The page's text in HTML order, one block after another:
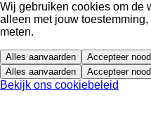
Wij gebruiken cookies om de
alleen met jouw
meten.
Alles aanvaarden Accepteer
Alles aanvaarden
Accepteer
Bekijk ons cookiebeleid